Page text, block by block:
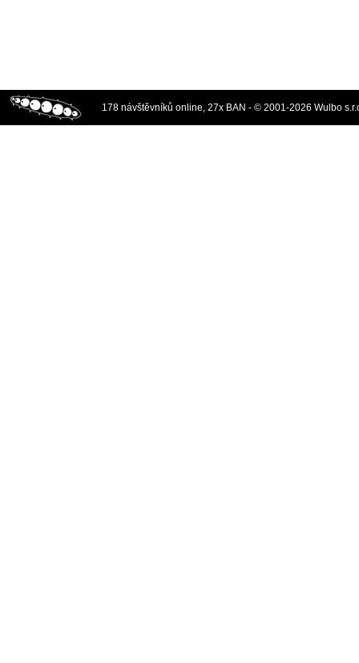
178 návštěvníků online, 27x BAN - © 2001-2026 Wulbo